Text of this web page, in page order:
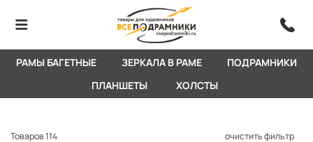
РАМЫ БАГЕТНЫЕ ЗЕРКАЛА В РАМЕ
ПОДРАМНИКИ
ПЛАНШЕТЫ
ХОЛСТЫ
Товаров114 очистить фильтр